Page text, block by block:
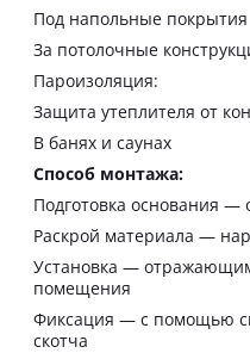
Под напольные покрытия
За потолочные
Пароизоляция:
Защита утеплителя от
В банях и саунах
Способ монтажа:
Подготовка основания
Раскрой материала —
Установка —
помещения
Фиксация — с помощью
скотча